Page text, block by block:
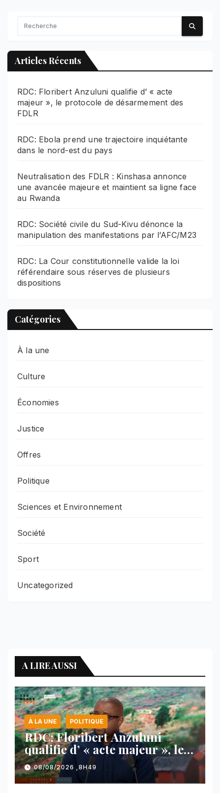
Articles Récents
RDC: Floribert Anzuluni qualifie d’ « acte
majeur », le protocole de désarmement des
FDLR
RDC: Ebola prend une trajectoire inquiétante
dans le nord-est du pays
Neutralisation des FDLR : Kinshasa annonce
une avancée majeure et maintient sa ligne face
au Rwanda
RDC: Société civile du Sud-Kivu dénonce la
manipulation des manifestations par l’AFC/M23
RDC: La Cour constitutionnelle valide la loi
référendaire sous réserves de plusieurs
dispositions
Catégories
À la une
Culture
Économies
Justice
Offres
Politique
Sciences et Environnement
Société
Sport
Uncategorized
A LIRE AUSSI
À LA UNE POLITIQUE
RDC: Floribert Anzuluni
qualifie d’ « acte majeur », le
protocole de désarmement des
FDLR
08/08/2026 ,8H49